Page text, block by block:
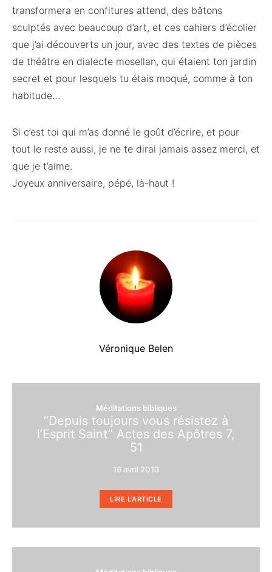
transformera en confitures attend, des bâtons
sculptés avec beaucoup d’art, et ces cahiers d’écolier
que j’ai découverts un jour, avec des textes de pièces
de théâtre en dialecte mosellan, qui étaient ton jardin
secret et pour lesquels tu étais moqué, comme à ton
habitude…
Si c’est toi qui m’as donné le goût d’écrire, et pour
tout le reste aussi, je ne te dirai jamais assez merci, et
que je t’aime.
Joyeux anniversaire, pépé, là-haut !
Véronique Belen
Méditations bibliques
“Depuis toujours vous résistez à
l’Esprit Saint” Actes des Apôtres 7,
51
16 avril 2013
LIRE L'ARTICLE